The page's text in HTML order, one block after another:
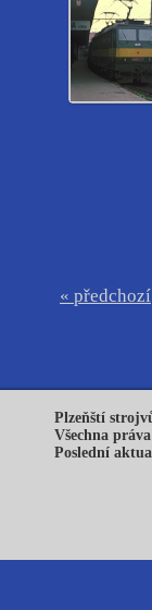
« předchozí
Plzeňští
Všechna
Poslední